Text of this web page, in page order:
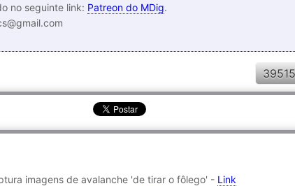
no seguinte link: Patreon do MDig.
imagens de avalanche 'de tirar o fôlego' - Link